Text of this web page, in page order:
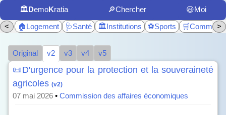
🏛️DemoKratia 🔎Chercher
😃Moi
<
🏠Logement 🩺Santé 🏛️Institutions ⚽Sports >
Original v2 v3 v4 v5
📜D'urgence pour la protection et la souveraineté
agricoles (v2)
07 mai 2026 • Commission des affaires économiques